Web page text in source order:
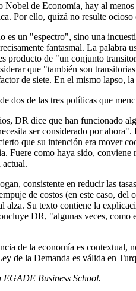
Nobel de Economía, hay al
Por ello, quizá no resulte ocioso
es un "espectro", sino una
fantasmal. La palabra
producto de "un conjunto
que "también son
de siete. En el mismo lapso,
dos de las tres políticas que
DR dice que han funcionado
ser considerado por
que su intención era mover
Fuere como haya sido,
actual.
consistente en reducir las
de costos (en este caso,
alza. Su texto contiene la
DR, "algunas veces,
de la economía es contextual,
de la Demanda es válida en
Business School.